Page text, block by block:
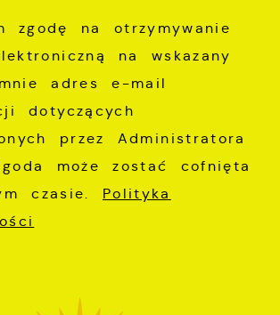
zgodę na otrzymywanie
na wskazany
adres e-mail
dotyczących
przez Administratora
może zostać cofnięta
czasie. Polityka